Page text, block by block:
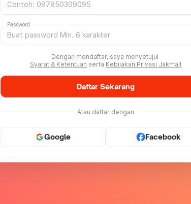
Password
Dengan mendaftar, saya menyetujui
Syarat & Ketentuan serta Kebijakan Privasi Jakmall
Daftar Sekarang
Atau daftar dengan
Google Facebook